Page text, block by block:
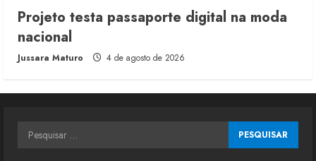
Projeto testa passaporte digital na moda
nacional
Jussara Maturo 4 de agosto de 2026
Pesquisar